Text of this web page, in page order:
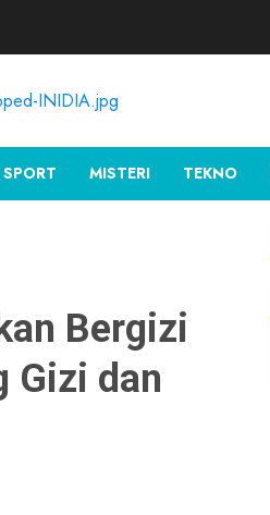
SPORT MISTERI TEKNO
Bergizi
Gizi dan